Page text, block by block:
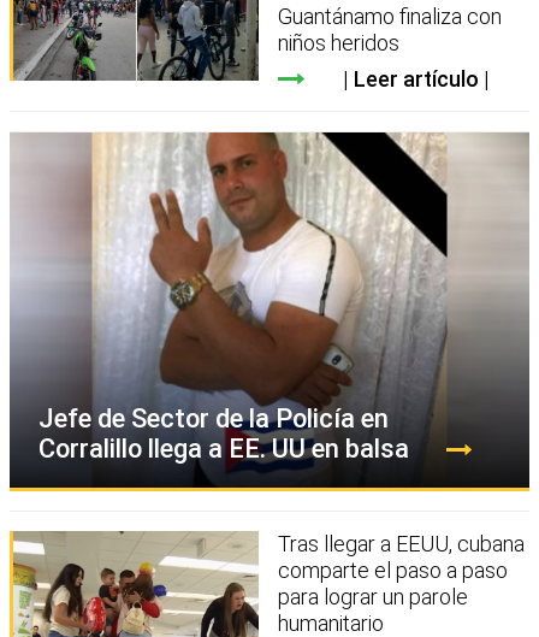
Guantánamo finaliza con
niños heridos
Leer artículo
Jefe de Sector de la Policía en
Corralillo llega a EE. UU en balsa
Tras llegar a EEUU, cubana
comparte el paso a paso
para lograr un parole
humanitario